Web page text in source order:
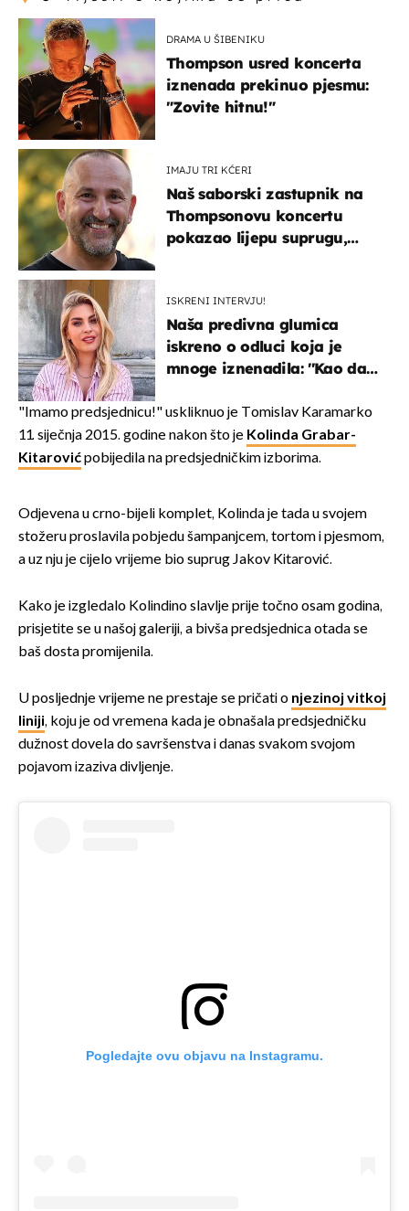
DRAMA U ŠIBENIKU
Thompson usred koncerta
iznenada prekinuo pjesmu:
"Zovite hitnu!"
IMAJU TRI KĆERI
Naš saborski zastupnik na
Thompsonovu koncertu
pokazao lijepu suprugu,
ISKRENI INTERVJU!
Naša predivna glumica
iskreno o odluci koja je
mnoge iznenadila: ''Kao da
"Imamo predsjednicu!" uskliknuo je Tomislav Karamarko
11. siječnja 2015. godine nakon što je Kolinda Grabar-
Kitarovićpobijedila na predsjedničkim izborima.
Odjevena u crno-bijeli komplet, Kolinda je tada u svojem
stožeru proslavila pobjedu šampanjcem, tortom i pjesmom,
a uz nju je cijelo vrijeme bio suprug Jakov Kitarović.
Kako je izgledalo Kolindino slavlje prije točno osam godina,
prisjetite se u našoj galeriji, a bivša predsjednica otada se
baš dosta promijenila.
U posljednje vrijeme ne prestaje se pričati o njezinoj vitkoj
liniji, koju je od vremena kada je obnašala predsjedničku
dužnost dovela do savršenstva i danas svakom svojom
pojavom izaziva divljenje.
Pogledajte ovu objavu na Instagramu.